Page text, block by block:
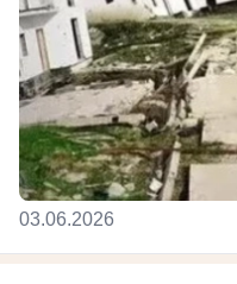
03.06.2026